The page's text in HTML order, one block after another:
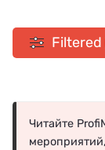
Filtered
Читайте